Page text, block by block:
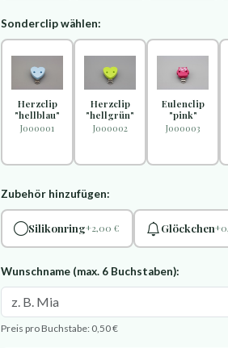
Sonderclip wählen:
Herzclip
"hellblau"
J000001
Herzclip
"hellgrün"
J000002
Eulenclip
"pink"
J000003
Zubehör hinzufügen:
Silikonring+2,00 € Glöckchen
Wunschname (max. 6 Buchstaben):
Preis pro Buchstabe: 0,50 €